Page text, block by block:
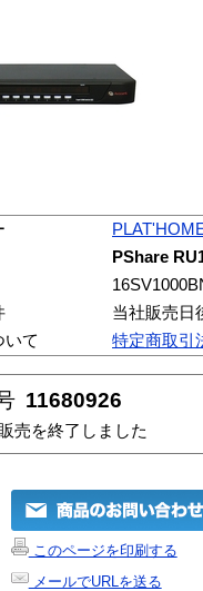
PShare
当社販売日
いて
特定商取引
11680926
売を終了しました
このページを印刷する
メールでURLを送る